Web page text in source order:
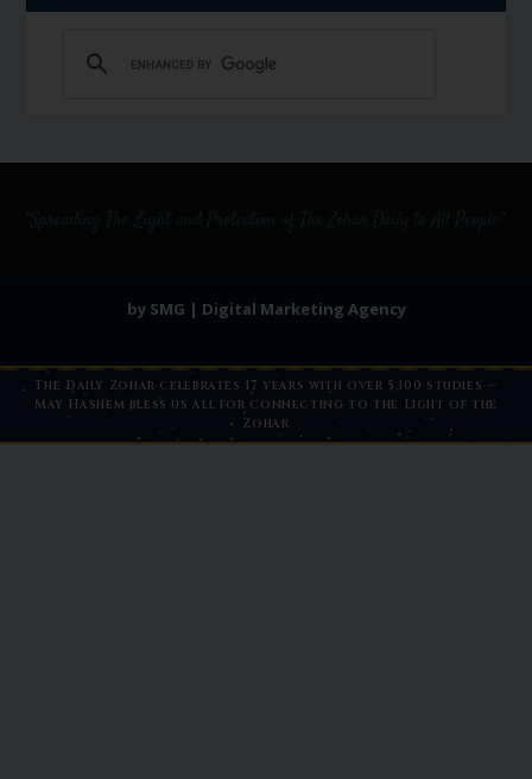
by SMG | Digital Marketing Agency
The Daily Zohar celebrates 17 years with over 5,100 studies —
May Hashem bless us all for connecting to the Light of the
Zohar